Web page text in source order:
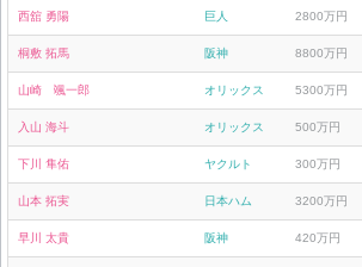
西舘 勇陽 巨人 2800万円
桐敷 拓馬 阪神 8800万円
山崎 颯一郎 オリックス 5300万円
入山 海斗 オリックス 500万円
下川 隼佑 ヤクルト 300万円
山本 拓実 日本ハム 3200万円
早川 太貴 阪神 420万円